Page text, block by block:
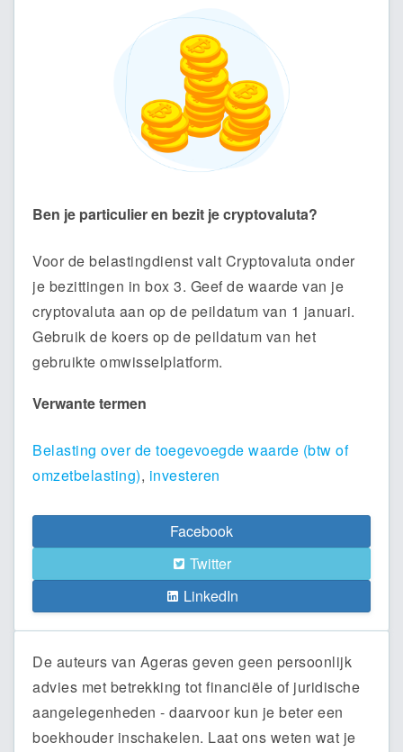
Ben je particulier en bezit je cryptovaluta?
Voor de belastingdienst valt Cryptovaluta onder
je bezittingen in box 3. Geef de waarde van je
cryptovaluta aan op de peildatum van 1 januari.
Gebruik de koers op de peildatum van het
gebruikte omwisselplatform.
Verwante termen
Belasting over de toegevoegde waarde (btw of
omzetbelasting), investeren
Facebook
Twitter
LinkedIn
De auteurs van Ageras geven geen persoonlijk
advies met betrekking tot financiële of juridische
aangelegenheden - daarvoor kun je beter een
boekhouder inschakelen. Laat ons weten wat je